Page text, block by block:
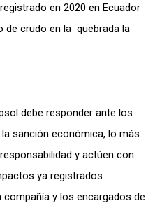
en 2020 en Ecuador
de crudo en la quebrada la
debe responder ante los
sanción económica, lo más
y actúen con
ya registrados.
y los encargados de